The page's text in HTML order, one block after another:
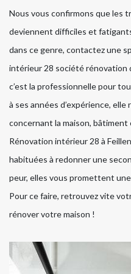
Nous vous confirmons que les
deviennent difficiles et
dans ce genre, contactez une
intérieur 28 société rénovation
c’est la professionnelle pour
à ses années d’expérience,
concernant la maison,
Rénovation intérieur 28 à
habituées à redonner une
peur, elles vous promettent
Pour ce faire, retrouvez vite
rénover votre maison !